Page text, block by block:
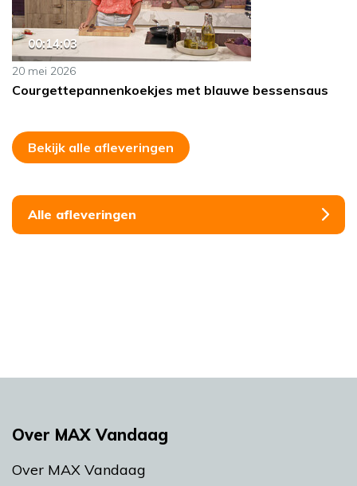
00:14:03
20 mei 2026
Courgettepannenkoekjes met blauwe bessensaus
Bekijk alle afleveringen
Alle afleveringen
Over MAX Vandaag
Over MAX Vandaag